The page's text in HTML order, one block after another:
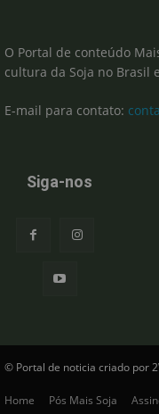
O Portal de conteúdo
cultura da Soja no Brasil
E-mail para contato:
Siga-nos
© Portal de noticia criado por
Home Pós Mais Soja